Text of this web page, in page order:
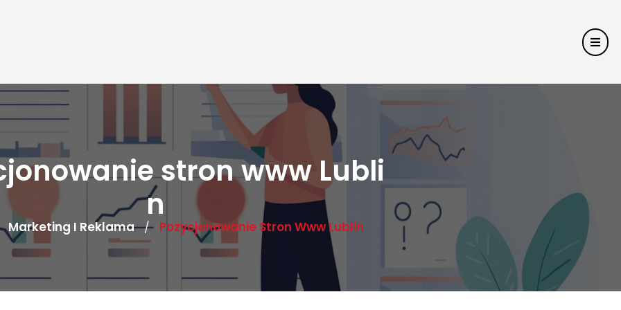
stron www Lubli
n
Marketing I Reklama / Pozycjonowanie Stron Www Lublin